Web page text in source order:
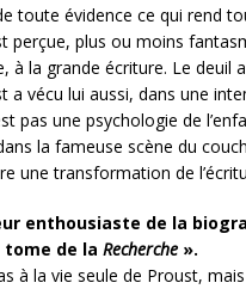
toute évidence ce qui rend
perçue, plus ou moins
à la grande écriture. Le
a vécu lui aussi, dans une
pas une psychologie de
la fameuse scène du
une transformation de
enthousiaste de la
de la Recherche ».
à la vie seule de Proust,